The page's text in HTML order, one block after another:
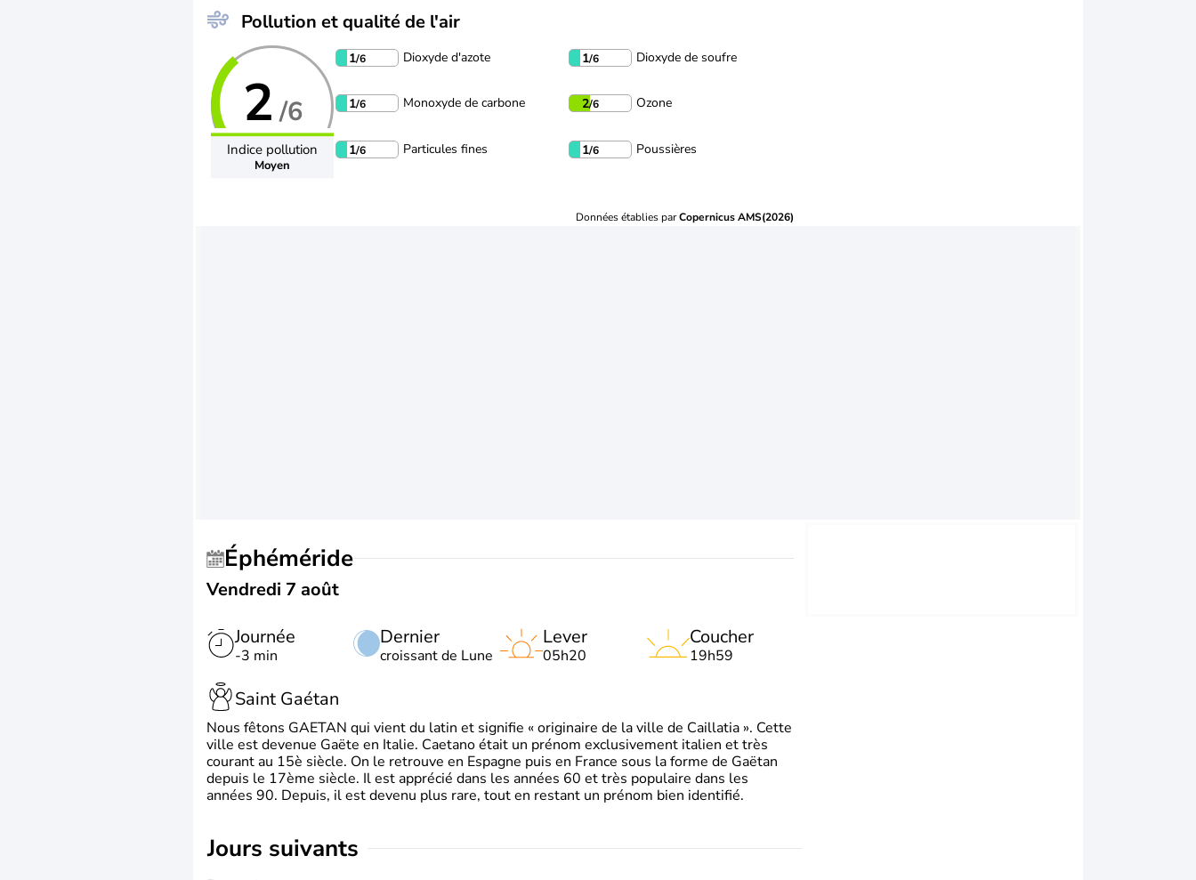
Pollution et qualité de l'air
2 /6
Indice pollution
Moyen
1/6 Dioxyde d'azote 1/6 Dioxyde de soufre
1/6 Monoxyde de carbone 2/6 Ozone
1/6 Particules fines 1/6 Poussières
Données établies parCopernicus AMS(2026)
Éphéméride
Vendredi 7 août
Journée
-3 min
Dernier
croissant de Lune
Lever
05h20
Coucher
19h59
Saint Gaétan
Nous fêtons GAETAN qui vient du latin et signifie « originaire de la ville de Caillatia ». Cette
ville est devenue Gaëte en Italie. Caetano était un prénom exclusivement italien et très
courant au 15è siècle. On le retrouve en Espagne puis en France sous la forme de Gaëtan
depuis le 17ème siècle. Il est apprécié dans les années 60 et très populaire dans les
années 90. Depuis, il est devenu plus rare, tout en restant un prénom bien identifié.
jours suivants